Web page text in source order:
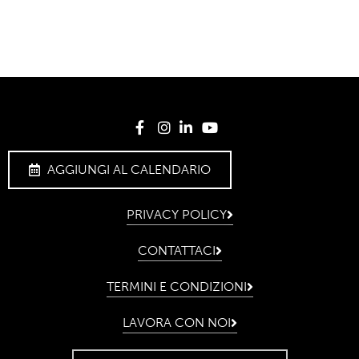
AGGIUNGI AL CALENDARIO
PRIVACY POLICY
CONTATTACI
TERMINI E CONDIZIONI
LAVORA CON NOI